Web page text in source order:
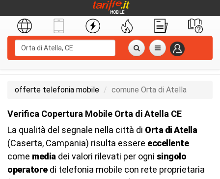
offerte telefonia mobile comune Orta di Atella
Verifica Copertura Mobile Orta di Atella CE
La qualità del segnale nella città di Orta di Atella
(Caserta, Campania) risulta essere eccellente
come media dei valori rilevati per ogni singolo
operatoredi telefonia mobile con rete proprietaria